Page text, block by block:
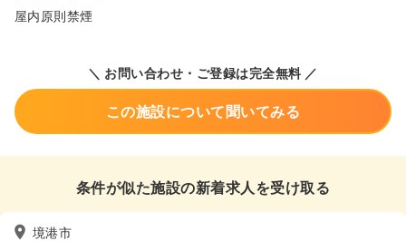
屋内原則禁煙
＼ お問い合わせ・ご登録は完全無料 ／
この施設について聞いてみる
条件が似た施設の新着求人を受け取る
境港市